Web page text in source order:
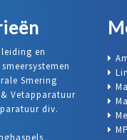
en
Smering
Vetapparatuur
div.